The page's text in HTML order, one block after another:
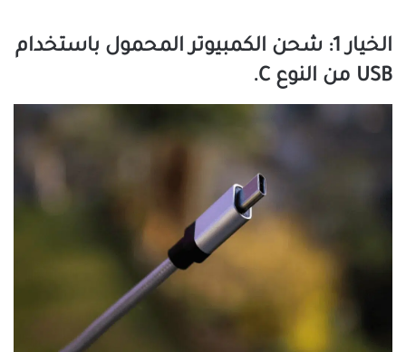
الخيار 1: شحن الكمبيوتر المحمول باستخدام
USB من النوع C.